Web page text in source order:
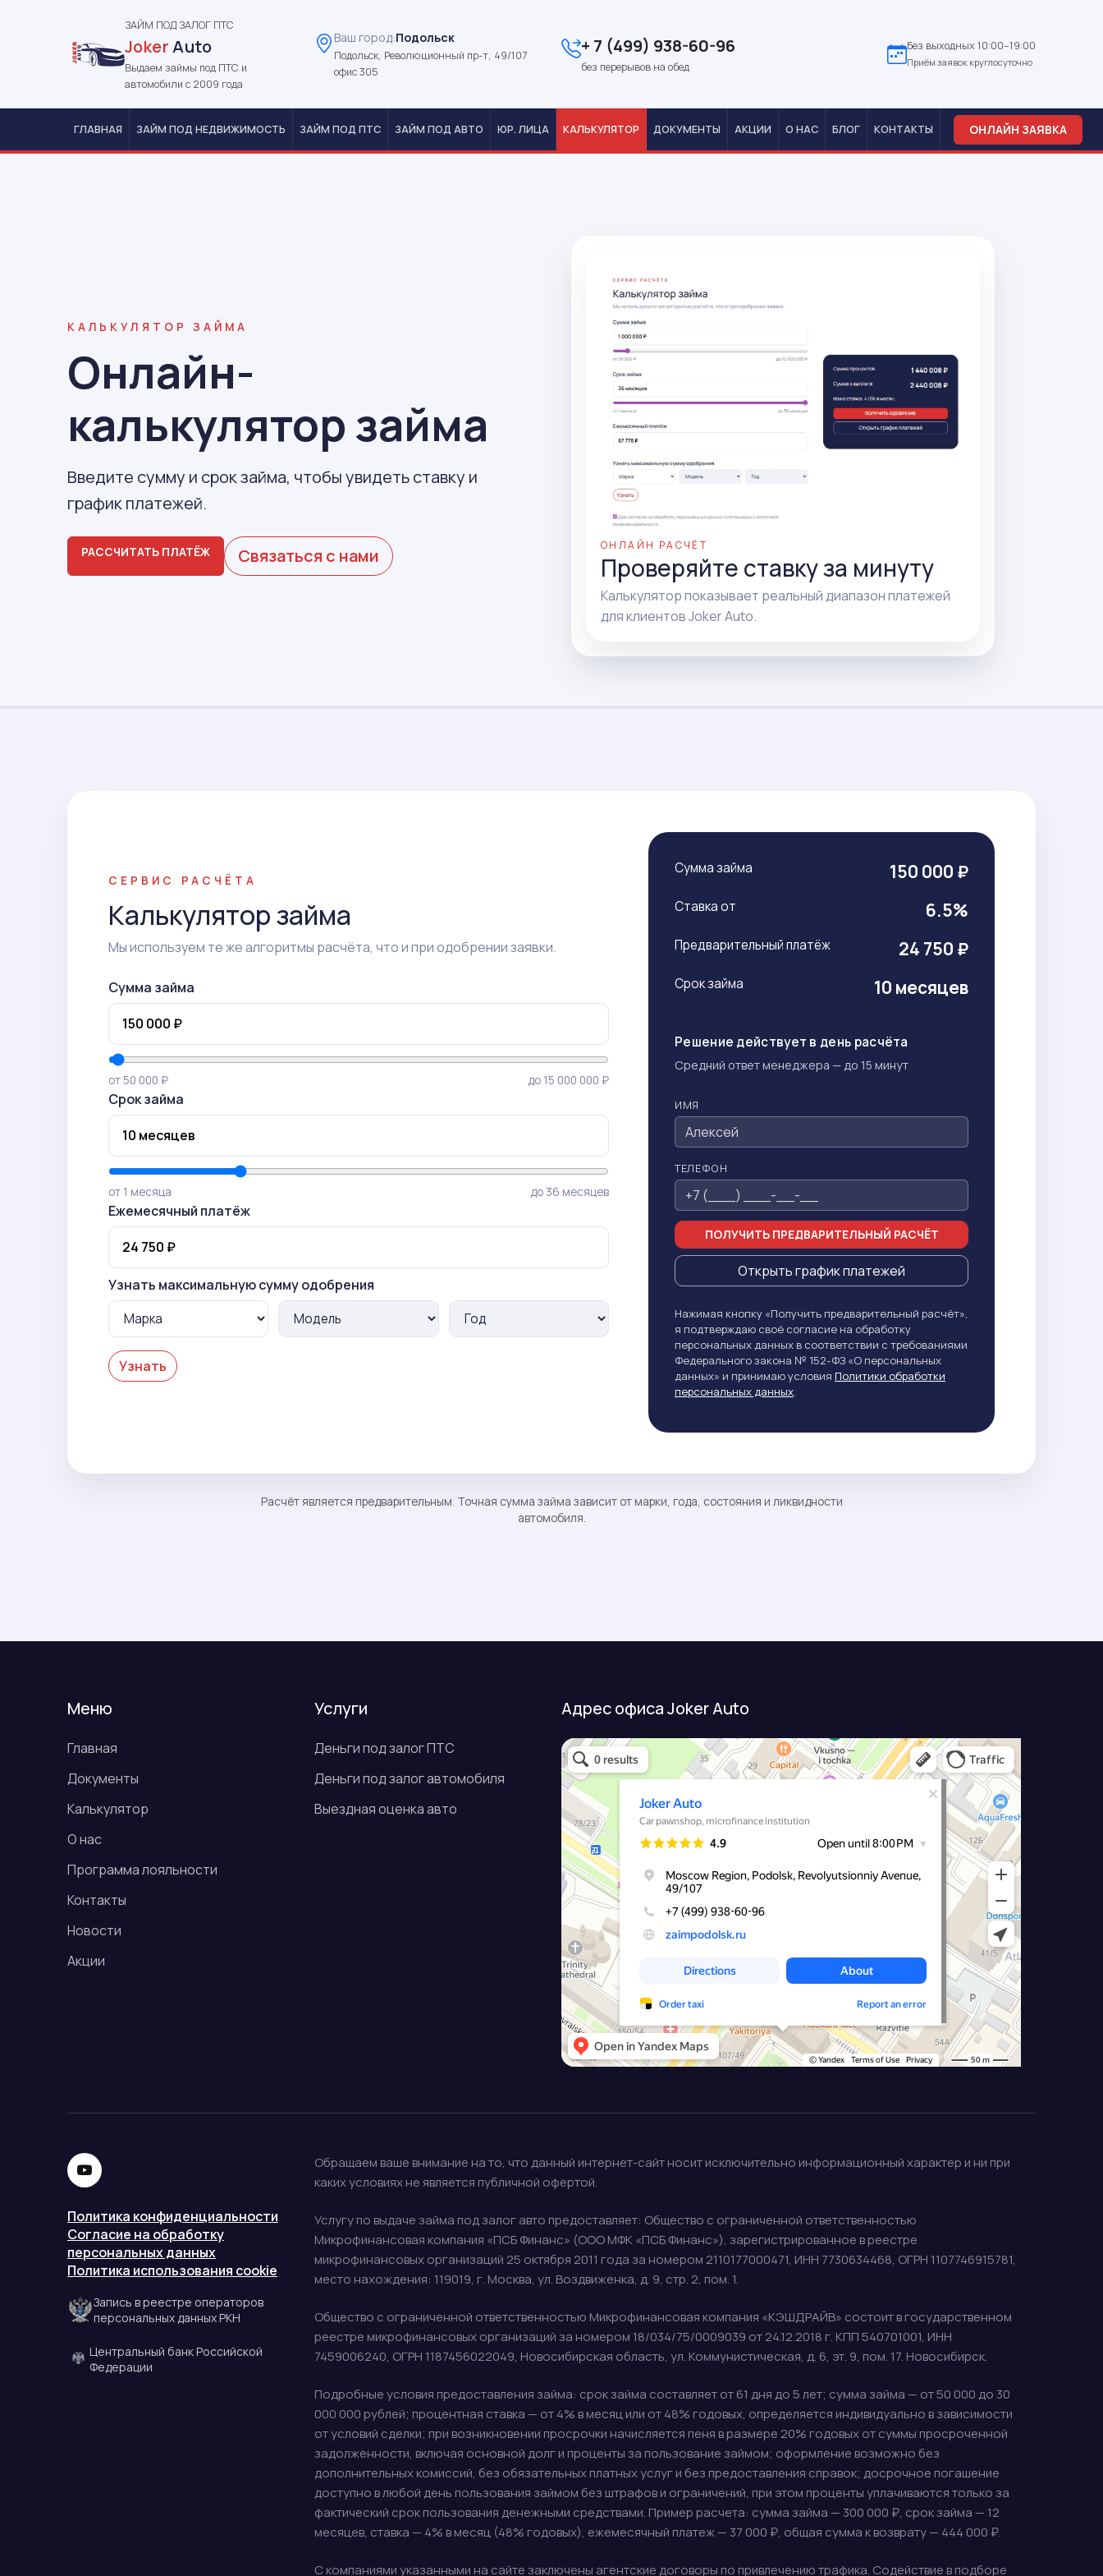
ЗАЙМ ПОД ЗАЛОГ ПТС
JokerAuto
Выдаем займы под ПТС и
автомобили с 2009 года
Ваш город:Подольск
Подольск, Революционный пр-т, 49/107
офис 305
+ 7 (499) 938-60-96
без перерывов на обед
Без выходных 10:00–19:00
Приём заявок круглосуточно
ГЛАВНАЯ ЗАЙМ ПОД НЕДВИЖИМОСТЬ ЗАЙМ ПОД ПТС ЗАЙМ ПОД АВТО ЮР. ЛИЦА КАЛЬКУЛЯТОР ДОКУМЕНТЫ АКЦИИ О НАС БЛОГ КОНТАКТЫ ОНЛАЙН ЗАЯВКА
КАЛЬКУЛЯТОР ЗАЙМА
Онлайн-
калькулятор займа
Введите сумму и срок займа, чтобы увидеть ставку и
график платежей.
РАССЧИТАТЬ ПЛАТЁЖ Связаться с нами ОНЛАЙН РАСЧЁТ
Проверяйте ставку за минуту
Калькулятор показывает реальный диапазон платежей
для клиентов Joker Auto.
СЕРВИС РАСЧЁТА
Калькулятор займа
Мы используем те же алгоритмы расчёта, что и при одобрении заявки.
Сумма займа
от 50 000 ₽ до 15 000 000 ₽
Срок займа
от 1 месяца до 36 месяцев
Ежемесячный платёж
Узнать максимальную сумму одобрения
Узнать
Сумма займа 150 000 ₽
Ставка от 6.5%
Предварительный платёж 24 750 ₽
Срок займа 10 месяцев
Решение действует в день расчёта
Средний ответ менеджера — до 15 минут
ИМЯ
ТЕЛЕФОН
ПОЛУЧИТЬ ПРЕДВАРИТЕЛЬНЫЙ РАСЧЁТ
Открыть график платежей
Нажимая кнопку «Получить предварительный расчёт»,
я подтверждаю своё согласие на обработку
персональных данных в соответствии с требованиями
Федерального закона № 152-ФЗ «О персональных
данных» и принимаю условия Политики обработки
персональных данных
Расчёт является предварительным. Точная сумма займа зависит от марки, года, состояния и ликвидности
автомобиля.
Меню
Главная
Документы
Калькулятор
О нас
Программа лояльности
Контакты
Новости
Акции
Услуги
Деньги под залог ПТС
Деньги под залог автомобиля
Выездная оценка авто
Адрес офиса Joker Auto
Джокер авто
Займ под залог авто в Подольске
Микрофинансовая организация в Подольске
Политика конфиденциальности
Согласие на обработку
персональных данных
Политика использования cookie
Запись в реестре операторов
персональных данных РКН
Центральный банк Российской
Федерации
Обращаем ваше внимание на то, что данный интернет-сайт носит исключительно информационный характер и ни при
каких условиях не является публичной офертой.
Услугу по выдаче займа под залог авто предоставляет: Общество с ограниченной ответственностью
Микрофинансовая компания «ПСБ Финанс» (ООО МФК «ПСБ Финанс»), зарегистрированное в реестре
микрофинансовых организаций 25 октября 2011 года за номером 2110177000471, ИНН 7730634468, ОГРН 1107746915781,
место нахождения: 119019, г. Москва, ул. Воздвиженка, д. 9, стр. 2, пом. 1.
Общество с ограниченной ответственностью Микрофинансовая компания «КЭШДРАЙВ» состоит в государственном
реестре микрофинансовых организаций за номером 18/034/75/0009039 от 24.12.2018 г. КПП 540701001, ИНН
7459006240, ОГРН 1187456022049, Новосибирская область, ул. Коммунистическая, д. 6, эт. 9, пом. 17. Новосибирск.
Подробные условия предоставления займа: срок займа составляет от 61 дня до 5 лет; сумма займа — от 50 000 до 30
000 000 рублей; процентная ставка — от 4% в месяц или от 48% годовых, определяется индивидуально в зависимости
от условий сделки; при возникновении просрочки начисляется пеня в размере 20% годовых от суммы просроченной
задолженности, включая основной долг и проценты за пользование займом; оформление возможно без
дополнительных комиссий, без обязательных платных услуг и без предоставления справок; досрочное погашение
доступно в любой день пользования займом без штрафов и ограничений, при этом проценты уплачиваются только за
фактический срок пользования денежными средствами. Пример расчета: сумма займа — 300 000 ₽, срок займа — 12
месяцев, ставка — 4% в месяц (48% годовых), ежемесячный платеж — 37 000 ₽, общая сумма к возврату — 444 000 ₽.
С компаниями указанными на сайте заключены агентские договоры по привлечению трафика. Содействие в подборе